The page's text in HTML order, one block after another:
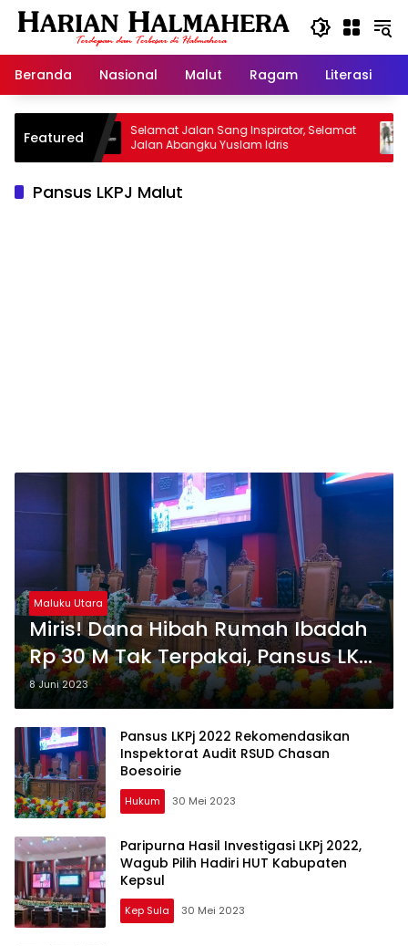
Langsung
Beranda
Nasional Malut Ragam Literasi
FeaturedSelamat Jalan Sang Inspirator, Selamat
Jalan Abangku Yuslam Idris
Pansus LKPJ Malut
Maluku Utara
Miris! Dana Hibah Rumah Ibadah
Rp 30 M Tak Terpakai, Pansus LKPj
Malut Rekomendasi Begini
8 Juni 2023
Pansus LKPj 2022 Rekomendasikan
Inspektorat Audit RSUD Chasan
Boesoirie
Hukum 30 Mei 2023
Paripurna Hasil Investigasi LKPj 2022,
Wagub Pilih Hadiri HUT Kabupaten
Kepsul
Kep Sula 30 Mei 2023